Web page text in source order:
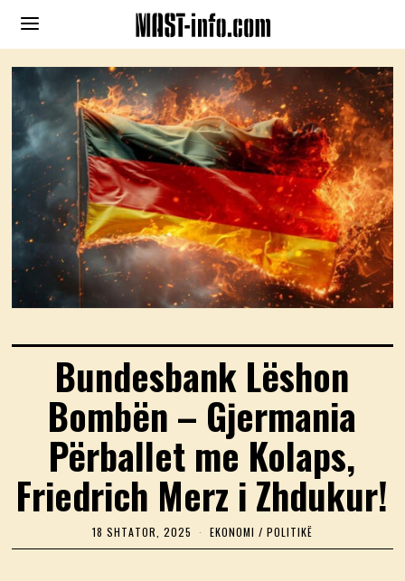
Bundesbank Lëshon
Bombën – Gjermania
Përballet me Kolaps,
Friedrich Merz i Zhdukur!
18 SHTATOR, 2025
8
EKONOMI / POLITIKË